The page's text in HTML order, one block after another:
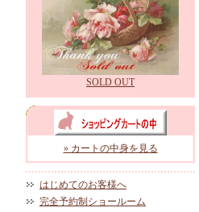
SOLD OUT
» カートの中身を見る
はじめてのお客様へ
完全予約制ショールーム